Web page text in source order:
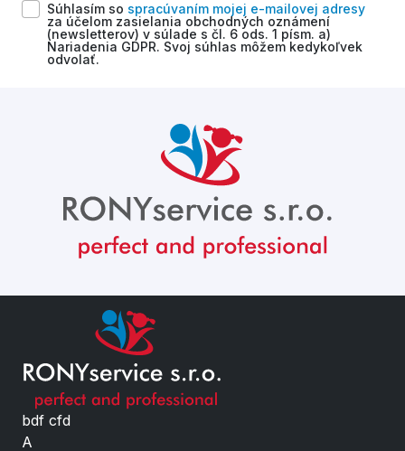
Súhlasím so spracúvaním mojej e-mailovej adresy
za účelom zasielania obchodných oznámení
(newsletterov) v súlade s čl. 6 ods. 1 písm. a)
Nariadenia GDPR. Svoj súhlas môžem kedykoľvek
odvolať.
bdf cfd
A